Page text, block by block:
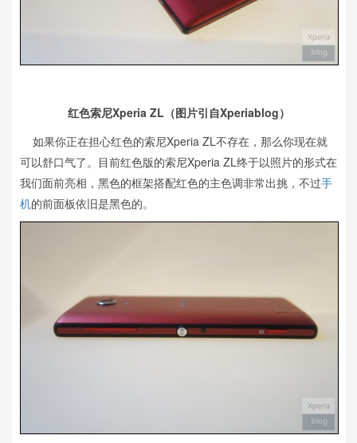
红色索尼Xperia ZL（图片引自Xperiablog）
如果你正在担心红色的索尼Xperia ZL不存在，那么你现在就
可以舒口气了。目前红色版的索尼Xperia ZL终于以照片的形式在
我们面前亮相，黑色的框架搭配红色的主色调非常出挑，不过手
机的前面板依旧是黑色的。